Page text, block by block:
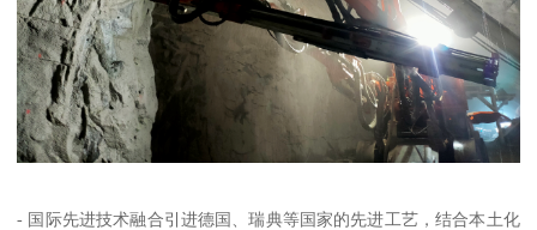
- 国际先进技术融合引进德国、瑞典等国家的先进工艺，结合本土化